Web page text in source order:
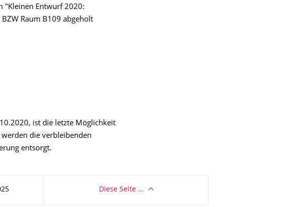
"Kleinen Entwurf 2020:
Raum B109 abgeholt
ist die letzte Möglichkeit
die verbleibenden
entsorgt.
Diese Seite …